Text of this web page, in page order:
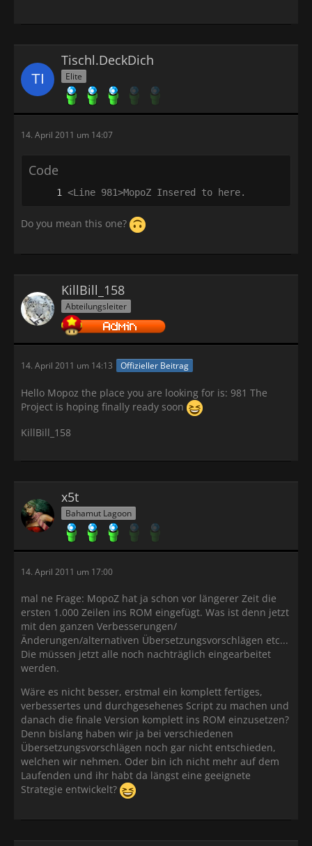
Tischl.DeckDich
Elite
14. April 2011 um 14:07
Code
<Line 981>MopoZ	Insered to here.
Do you mean this one?
KillBill_158
Abteilungsleiter
14. April 2011 um 14:13 Offizieller Beitrag
Hello Mopoz the place you are looking for is: 981 The
Project is hoping finally ready soon
KillBill_158
x5t
Bahamut Lagoon
14. April 2011 um 17:00
mal ne Frage: MopoZ hat ja schon vor längerer Zeit die
ersten 1.000 Zeilen ins ROM eingefügt. Was ist denn jetzt
mit den ganzen Verbesserungen/
Änderungen/alternativen Übersetzungsvorschlägen etc...
Die müssen jetzt alle noch nachträglich eingearbeitet
werden.
Wäre es nicht besser, erstmal ein komplett fertiges,
verbessertes und durchgesehenes Script zu machen und
danach die finale Version komplett ins ROM einzusetzen?
Denn bislang haben wir ja bei verschiedenen
Übersetzungsvorschlägen noch gar nicht entschieden,
welchen wir nehmen. Oder bin ich nicht mehr auf dem
Laufenden und ihr habt da längst eine geeignete
Strategie entwickelt?